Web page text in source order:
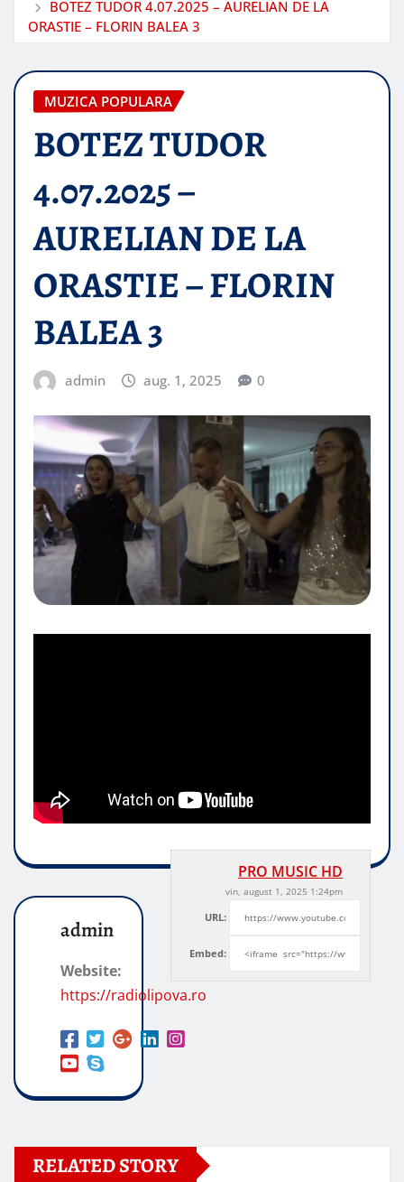
BOTEZ TUDOR 4.07.2025 – AURELIAN DE LA
ORASTIE – FLORIN BALEA 3
MUZICA POPULARA
BOTEZ TUDOR
4.07.2025 –
AURELIAN DE LA
ORASTIE – FLORIN
BALEA 3
admin aug. 1, 2025 0
PRO MUSIC HD
vin, august 1, 2025 1:24pm
URL:
Embed:
admin
Website:
https://radiolipova.ro
RELATED STORY